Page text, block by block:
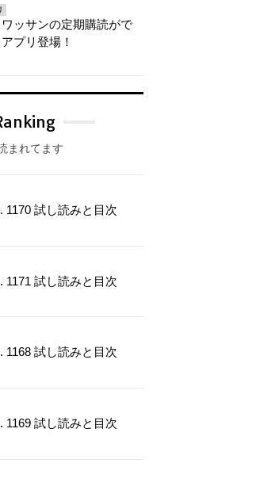
ワッサンの定期購読がで
プリ登場！
まれてます
1170 試し読みと目次
1171 試し読みと目次
1168 試し読みと目次
1169 試し読みと目次